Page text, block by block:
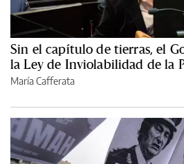
Sin el capítulo de tierras, el
la Ley de Inviolabilidad de la
María Cafferata